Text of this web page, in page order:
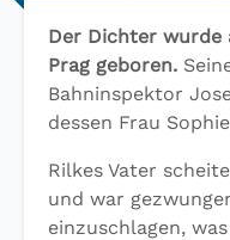
Der Dichter wurde
Prag geboren.
Bahninspektor
dessen Frau
Rilkes Vater
und war
einzuschlagen,